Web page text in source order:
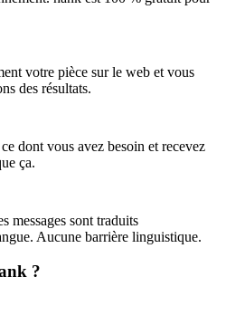
votre pièce sur le web et vous
des résultats.
dont vous avez besoin et recevez
ça.
messages sont traduits
Aucune barrière linguistique.
?